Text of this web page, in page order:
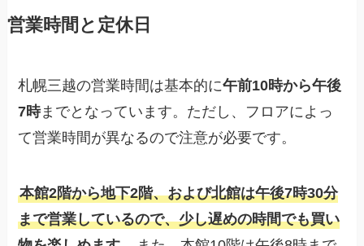
営業時間と定休日
札幌三越の営業時間は基本的に午前10時から午後
7時までとなっています。ただし、フロアによっ
て営業時間が異なるので注意が必要です。
本館2階から地下2階、および北館は午後7時30分
まで営業しているので、少し遅めの時間でも買い